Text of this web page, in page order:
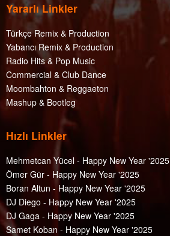
Yararlı Linkler
Türkçe Remix & Production
Yabancı Remix & Production
Radio Hits & Pop Music
Commercial & Club Dance
Moombahton & Reggaeton
Mashup & Bootleg
Hızlı Linkler
Mehmetcan Yücel - Happy New Year '2025
Ömer Gür - Happy New Year '2025
Boran Altun - Happy New Year '2025
DJ Diego - Happy New Year '2025
DJ Gaga - Happy New Year '2025
Samet Koban - Happy New Year '2025